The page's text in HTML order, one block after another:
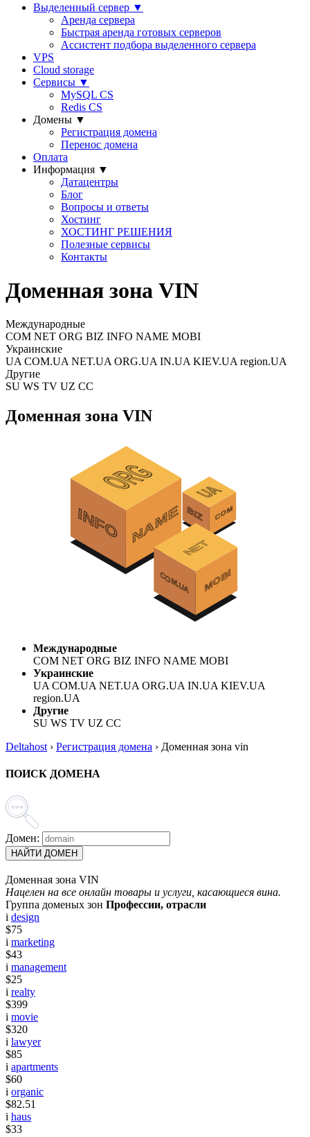
Выделенный сервер ▼
Аренда сервера
Быстрая аренда готовых серверов
Ассистент подбора выделенного сервера
VPS
Cloud storage
Сервисы ▼
MySQL CS
Redis CS
Домены ▼
Регистрация домена
Перенос домена
Оплата
Информация ▼
Датацентры
Блог
Вопросы и ответы
Хостинг
ХОСТИНГ РЕШЕНИЯ
Полезные сервисы
Контакты
Доменная зона VIN
Международные
COM NET ORG BIZ INFO NAME MOBI
Украинские
UA COM.UA NET.UA ORG.UA IN.UA KIEV.UA region.UA
Другие
SU WS TV UZ CC
Доменная зона VIN
Международные
COM NET ORG BIZ INFO NAME MOBI
Украинские
UA COM.UA NET.UA ORG.UA IN.UA KIEV.UA
region.UA
Другие
SU WS TV UZ CC
Deltahost › Регистрация домена › Доменная зона vin
ПОИСК ДОМЕНА
Домен:
НАЙТИ ДОМЕН
Доменная зона VIN
Нацелен на все онлайн товары и услуги, касающиеся вина.
Группа доменых зон Профессии, отрасли
i design
$75
i marketing
$43
i management
$25
i realty
$399
i movie
$320
i lawyer
$85
i apartments
$60
i organic
$82.51
i haus
$33